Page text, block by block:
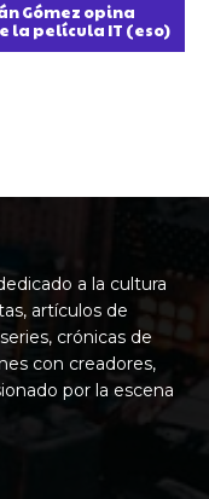
Gómez opina
la película IT (eso)
a la cultura
artículos de
crónicas de
con creadores,
por la escena